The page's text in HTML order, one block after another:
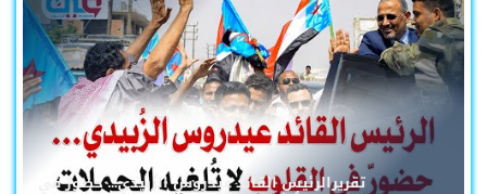
تقريرالرئيس القائد عيدروس الزُبيدي... حضورٌ في